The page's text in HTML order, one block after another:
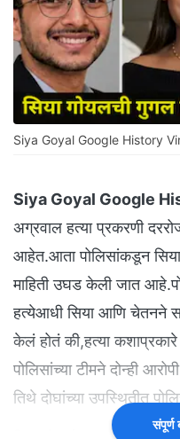
Siya Goyal Google History
Siya Goyal Google
अग्रवाल हत्या प्रकरणी
आहेत.आता पोलिसांकडून
माहिती उघड केली जात
हत्येआधी सिया आणि चेतनने
केलं होतं की,हत्या
पोलिसांच्या टीमने दोन्ही
तिथे दोघांच्या उपस्थितीत
संपूर्ण